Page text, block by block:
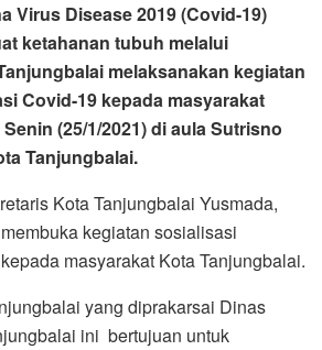
Virus Disease 2019 (Covid-19)
ketahanan tubuh melalui
melaksanakan kegiatan
Covid-19 kepada masyarakat
(25/1/2021) di aula Sutrisno
Tanjungbalai.
Kota Tanjungbalai Yusmada,
kegiatan sosialisasi
masyarakat Kota Tanjungbalai.
yang diprakarsai Dinas
ini bertujuan untuk